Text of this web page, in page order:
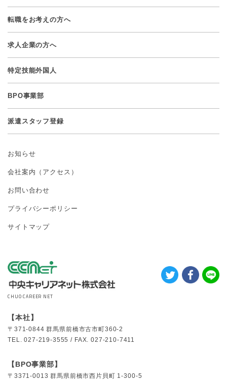
CHUO CAREER NET
【本社】
〒371-0844 群馬県前橋市古市町360-2
TEL. 027-219-3555 / FAX. 027-210-7411
【BPO事業部】
〒3371-0013 群馬県前橋市西片貝町 1-300-5
転職をお考えの方へ
求人企業の方へ
特定技能外国人
BPO事業部
派遣スタッフ登録
お知らせ
会社案内（アクセス）
お問い合わせ
プライバシーポリシー
サイトマップ